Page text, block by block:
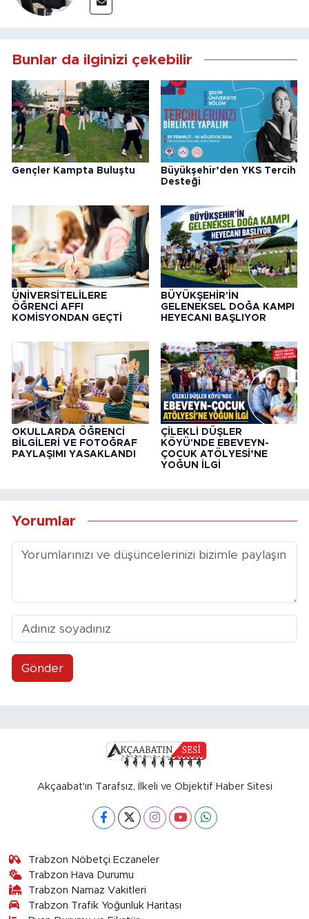
Bunlar da ilginizi çekebilir
Gençler Kampta Buluştu
Büyükşehir’den YKS Tercih
Desteği
ÜNİVERSİTELİLERE
ÖĞRENCİ AFFI
KOMİSYONDAN GEÇTİ
BÜYÜKŞEHİR'İN
GELENEKSEL DOĞA KAMPI
HEYECANI BAŞLIYOR
OKULLARDA ÖĞRENCİ
BİLGİLERİ VE FOTOĞRAF
PAYLAŞIMI YASAKLANDI
ÇİLEKLİ DÜŞLER
KÖYÜ'NDE EBEVEYN-
ÇOCUK ATÖLYESİ’NE
YOĞUN İLGİ
Yorumlar
Gönder
Akçaabat'ın Tarafsız, İlkeli ve Objektif Haber Sitesi
Trabzon Nöbetçi Eczaneler
Trabzon Hava Durumu
Trabzon Namaz Vakitleri
Trabzon Trafik Yoğunluk Haritası